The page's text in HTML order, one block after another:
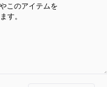
このアイテムを
す。